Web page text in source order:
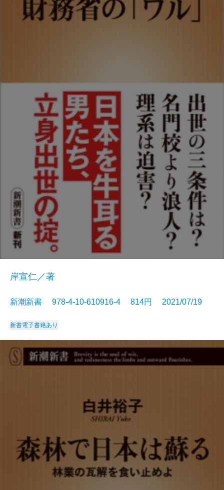
岸宣仁／著
新潮新書 978-4-10-610916-4 814円 2021/07/19
新書電子書籍あり